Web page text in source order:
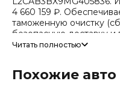
4 660 159 ₽.
таможенную очистку
безопасную доставку и
дефектовку и точные
Читать полностью
Похожие авто